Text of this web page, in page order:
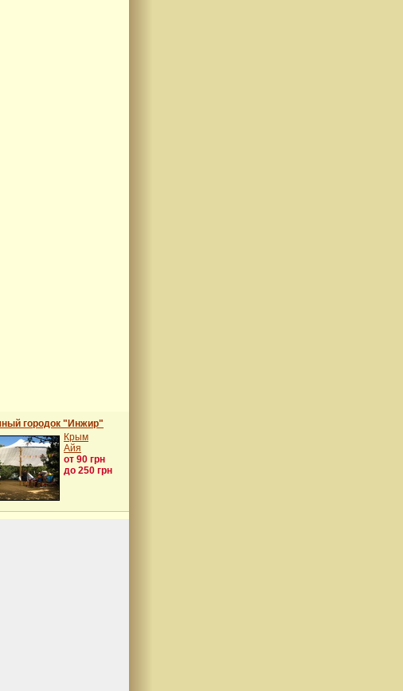
городок "Инжир"
Крым
Айя
от 90 грн
до 250 грн